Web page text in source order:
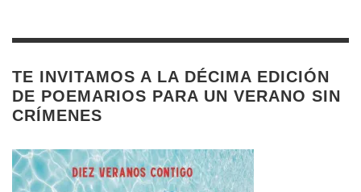
TE INVITAMOS A LA DÉCIMA EDICIÓN
DE POEMARIOS PARA UN VERANO SIN
CRÍMENES